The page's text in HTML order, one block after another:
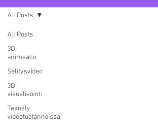
All Posts
3D-
animaatio
Selitysvideo
3D-
visualisointi
Tekoäly
videotuotannoissa
All Posts